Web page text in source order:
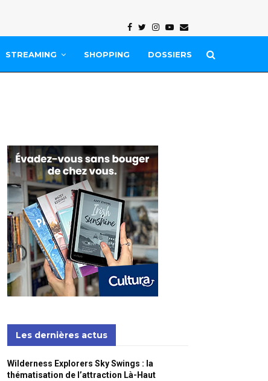
Facebook
Twitter
Instagram
Youtube
Email
STREAMING SHOPPING DOSSIERS
Les dernières actus
Wilderness Explorers Sky Swings : la
thématisation de l’attraction Là-Haut